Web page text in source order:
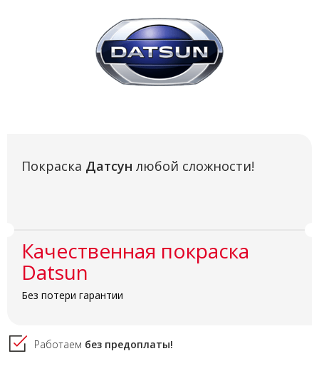
Покраска Датсун любой сложности!
Качественная покраска
Datsun
Без потери гарантии
Работаем без предоплаты!